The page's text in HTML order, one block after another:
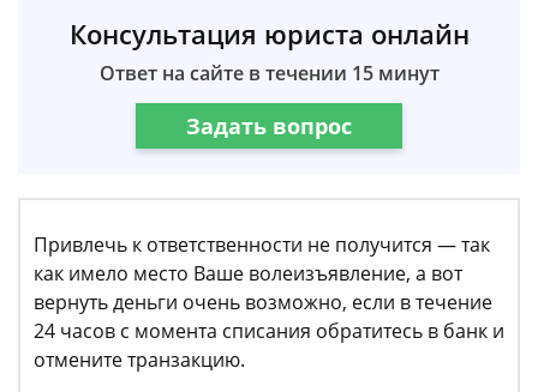
Консультация юриста онлайн
Ответ на сайте в течении 15 минут
Задать вопрос
Привлечь к ответственности не получится — так
как имело место Ваше волеизъявление, а вот
вернуть деньги очень возможно, если в течение
24 часов с момента списания обратитесь в банк и
отмените транзакцию.